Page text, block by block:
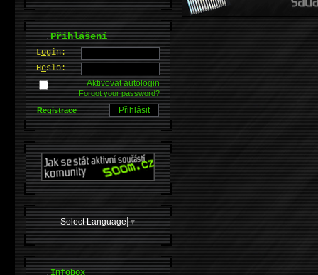
.Přihlášení
Login:
Heslo:
Aktivovatautologin
Forgot your password?
Registrace
Select Language ▼
.Infobox